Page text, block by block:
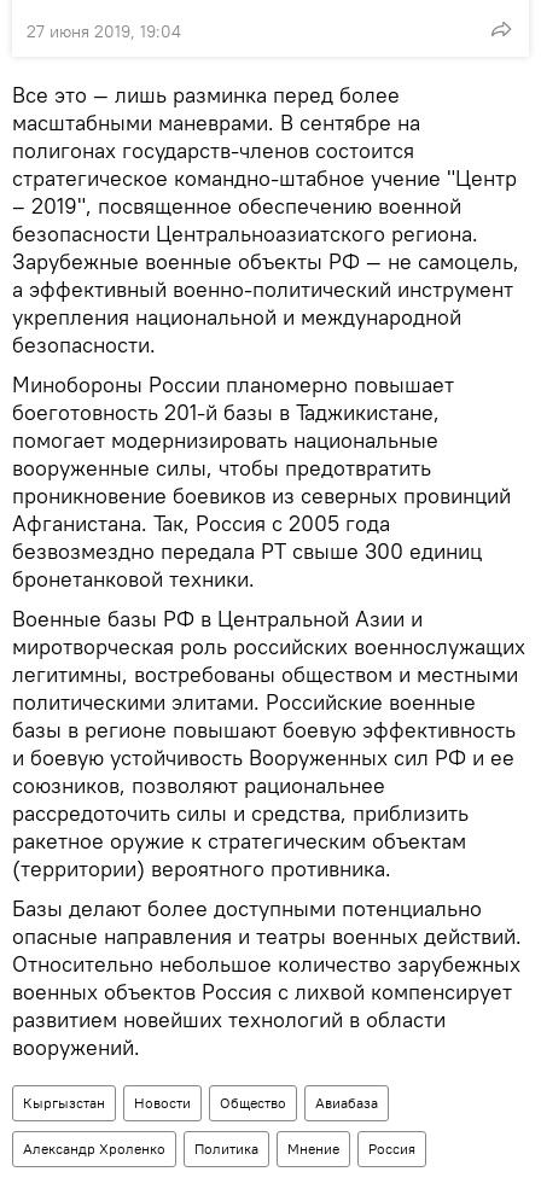
27 июня 2019, 19:04
Все это — лишь разминка перед более
масштабными маневрами. В сентябре на
полигонах государств-членов состоится
стратегическое командно-штабное учение "Центр
– 2019", посвященное обеспечению военной
безопасности Центральноазиатского региона.
Зарубежные военные объекты РФ — не самоцель,
а эффективный военно-политический инструмент
укрепления национальной и международной
безопасности.
Минобороны России планомерно повышает
боеготовность 201-й базы в Таджикистане,
помогает модернизировать национальные
вооруженные силы, чтобы предотвратить
проникновение боевиков из северных провинций
Афганистана. Так, Россия с 2005 года
безвозмездно передала РТ свыше 300 единиц
бронетанковой техники.
Военные базы РФ в Центральной Азии и
миротворческая роль российских военнослужащих
легитимны, востребованы обществом и местными
политическими элитами. Российские военные
базы в регионе повышают боевую эффективность
и боевую устойчивость Вооруженных сил РФ и ее
союзников, позволяют рациональнее
рассредоточить силы и средства, приблизить
ракетное оружие к стратегическим объектам
(территории) вероятного противника.
Базы делают более доступными потенциально
опасные направления и театры военных действий.
Относительно небольшое количество зарубежных
военных объектов Россия с лихвой компенсирует
развитием новейших технологий в области
вооружений.
Кыргызстан Новости Общество Авиабаза
Александр Хроленко Политика Мнение Россия